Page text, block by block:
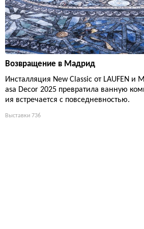
Возвращение в Мадрид
Инсталляция New Classic от LAUFEN и
asa Decor 2025 превратила ванную
ия встречается с повседневностью.
Выставки 736